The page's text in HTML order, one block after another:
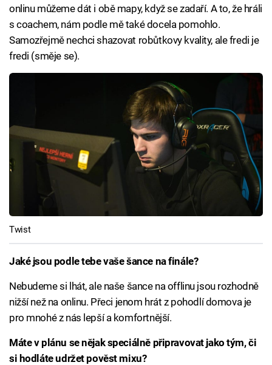
onlinu můžeme dát i obě mapy, když se zadaří. A to, že hráli
s coachem, nám podle mě také docela pomohlo.
Samozřejmě nechci shazovat robůtkovy kvality, ale fredi je
fredi (směje se).
Twist
Jaké jsou podle tebe vaše šance na finále?
Nebudeme si lhát, ale naše šance na offlinu jsou rozhodně
nižší než na onlinu. Přeci jenom hrát z pohodlí domova je
pro mnohé z nás lepší a komfortnější.
Máte v plánu se nějak speciálně připravovat jako tým, či
si hodláte udržet pověst mixu?